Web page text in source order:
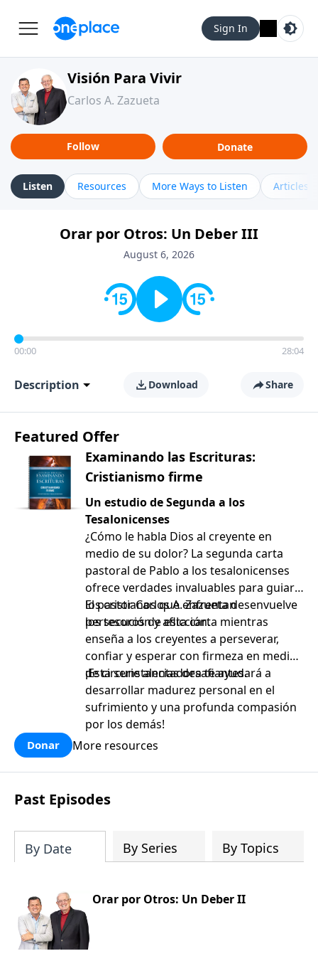
Sign In
Visión Para Vivir
Carlos A. Zazueta
Follow Donate
Listen Resources More Ways to Listen Articles
Orar por Otros: Un Deber III
August 6, 2026
00:00 28:04
Description Download Share
Featured Offer
Examinando las Escrituras:
Cristianismo firme
Un estudio de Segunda a los
Tesalonicenses
¿Cómo le habla Dios al creyente en
medio de su dolor? La segunda carta
pastoral de Pablo a los tesalonicenses
ofrece verdades invaluables para guiar a
los cristianos que enfrentan
persecución y aflicción.
El pastor Carlos A. Zazueta desenvuelve
los tesoros de esta carta mientras
enseña a los creyentes a perseverar,
confiar y esperar con firmeza en medio
de circunstancias desafiantes.
¡Esta serie alentadora te ayudará a
desarrollar madurez personal en el
sufrimiento y una profunda compasión
por los demás!
Donar More resources
Past Episodes
By Date By Series By Topics
Orar por Otros: Un Deber II